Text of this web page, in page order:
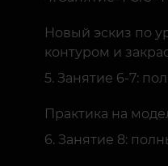
Новый эскиз по
контуром и
Занятие 6-7:
Практика на
Занятие 8: